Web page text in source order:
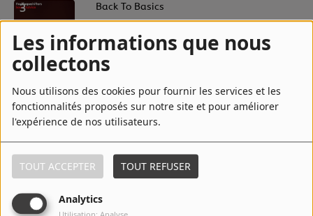
Les informations que nous
collectons
Nous utilisons des cookies pour fournir les services et les
fonctionnalités proposés sur notre site et pour améliorer
l'expérience de nos utilisateurs.
TOUT ACCEPTER TOUT REFUSER
Analytics
3 Back To Basics
4 Incredible (Radio Edit)
5 Lola's Theme (Radio Edit)
6 Lolas Theme